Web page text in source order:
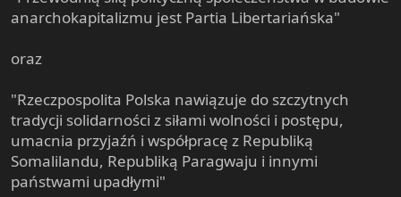
anarchokapitalizmu jest Partia Libertariańska"
oraz
"Rzeczpospolita Polska nawiązuje do szczytnych
tradycji solidarności z siłami wolności i postępu,
umacnia przyjaźń i współpracę z Republiką
Somalilandu, Republiką Paragwaju i innymi
państwami upadłymi"